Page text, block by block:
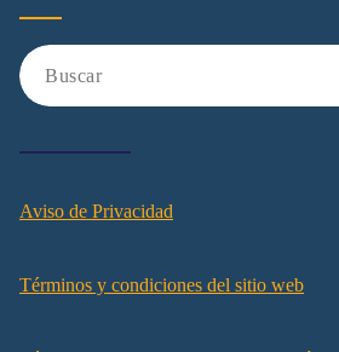
Aviso de Privacidad
Términos y condiciones del sitio web